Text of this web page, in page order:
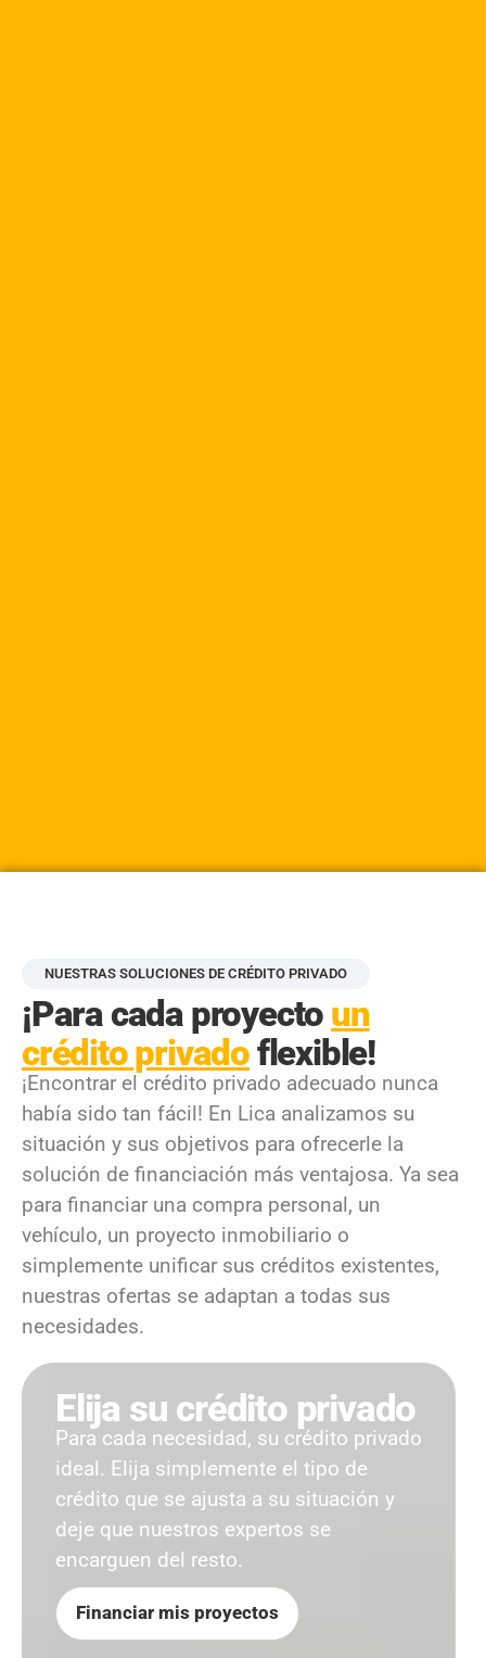
NUESTRAS SOLUCIONES DE CRÉDITO PRIVADO
¡Para cada proyecto un
crédito privadoflexible!
¡Encontrar el crédito privado adecuado nunca
había sido tan fácil! En Lica analizamos su
situación y sus objetivos para ofrecerle la
solución de financiación más ventajosa. Ya sea
para financiar una compra personal, un
vehículo, un proyecto inmobiliario o
simplemente unificar sus créditos existentes,
nuestras ofertas se adaptan a todas sus
necesidades.
Elija su crédito privado
Para cada necesidad, su crédito privado
ideal. Elija simplemente el tipo de
crédito que se ajusta a su situación y
deje que nuestros expertos se
encarguen del resto.
Financiar mis proyectos